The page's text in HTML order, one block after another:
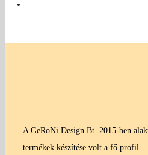
A GeRoNi Design Bt. 2015-ben
termékek készítése volt a fő profil.